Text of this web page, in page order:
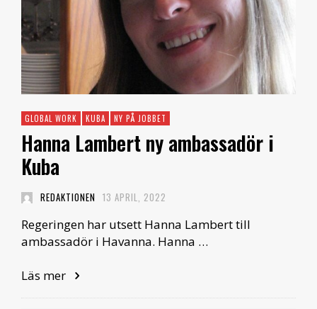
GLOBAL WORK KUBA NY PÅ JOBBET
Hanna Lambert ny ambassadör i
Kuba
REDAKTIONEN 13 APRIL, 2022
Regeringen har utsett Hanna Lambert till
ambassadör i Havanna. Hanna …
Läs mer